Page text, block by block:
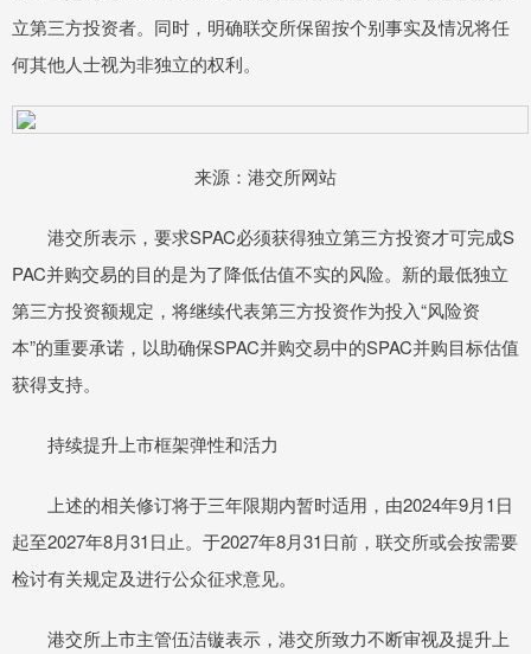
立第三方投资者。同时，明确联交所保留按个别事实及情况将任
何其他人士视为非独立的权利。
来源：港交所网站
港交所表示，要求SPAC必须获得独立第三方投资才可完成S
PAC并购交易的目的是为了降低估值不实的风险。新的最低独立
第三方投资额规定，将继续代表第三方投资作为投入“风险资
本”的重要承诺，以助确保SPAC并购交易中的SPAC并购目标估值
获得支持。
持续提升上市框架弹性和活力
上述的相关修订将于三年限期内暂时适用，由2024年9月1日
起至2027年8月31日止。于2027年8月31日前，联交所或会按需要
检讨有关规定及进行公众征求意见。
港交所上市主管伍洁镟表示，港交所致力不断审视及提升上